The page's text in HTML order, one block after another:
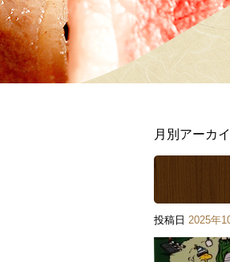
月別アーカ
投稿日 2025年